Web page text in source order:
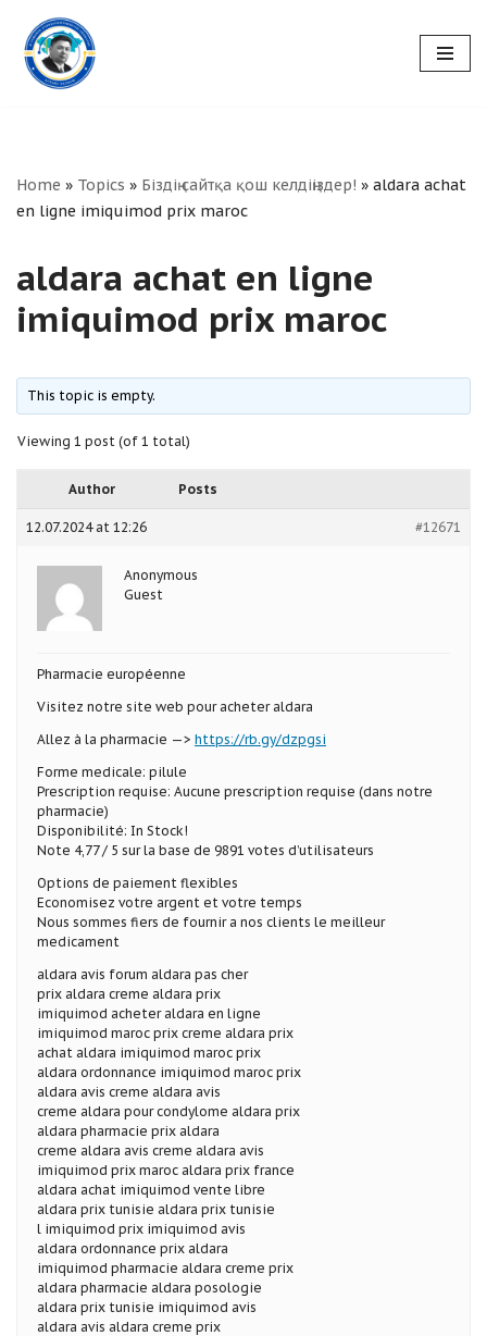
Skip
to
Home » Topics » Біздің сайтқа қош келдіңіздер! » aldara achat
en ligne imiquimod prix maroc
aldara achat en ligne
imiquimod prix maroc
This topic is empty.
Viewing 1 post (of 1 total)
Author Posts
12.07.2024 at 12:26 #12671
Anonymous
Guest
Pharmacie européenne
Visitez notre site web pour acheter aldara
Allez à la pharmacie —> https://rb.gy/dzpgsi
Forme medicale: pilule
Prescription requise: Aucune prescription requise (dans notre
pharmacie)
Disponibilité: In Stock!
Note 4,77 / 5 sur la base de 9891 votes d’utilisateurs
Options de paiement flexibles
Economisez votre argent et votre temps
Nous sommes fiers de fournir a nos clients le meilleur
medicament
aldara avis forum aldara pas cher
prix aldara creme aldara prix
imiquimod acheter aldara en ligne
imiquimod maroc prix creme aldara prix
achat aldara imiquimod maroc prix
aldara ordonnance imiquimod maroc prix
aldara avis creme aldara avis
creme aldara pour condylome aldara prix
aldara pharmacie prix aldara
creme aldara avis creme aldara avis
imiquimod prix maroc aldara prix france
aldara achat imiquimod vente libre
aldara prix tunisie aldara prix tunisie
l imiquimod prix imiquimod avis
aldara ordonnance prix aldara
imiquimod pharmacie aldara creme prix
aldara pharmacie aldara posologie
aldara prix tunisie imiquimod avis
aldara avis aldara creme prix